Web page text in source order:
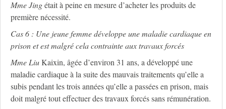
MmeJingétait à peine en mesure d’acheter les produits de
première nécessité.
Cas 6 : Une jeune femme développe une maladie cardiaque en
prison et est malgré cela contrainte aux travaux forcés
MmeLiuKaixin, âgée d’environ 31 ans, a développé une
maladie cardiaque à la suite des mauvais traitements qu’elle a
subis pendant les trois années qu’elle a passées en prison, mais
doit malgré tout effectuer des travaux forcés sans rémunération.